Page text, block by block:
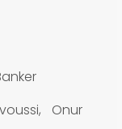
Onur